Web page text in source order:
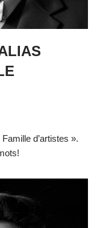
d’artistes ».